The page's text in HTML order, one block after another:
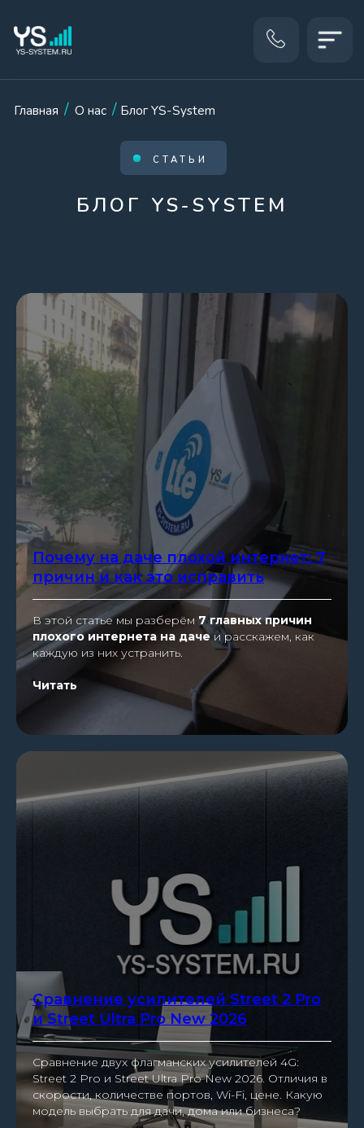
Главная / /
О нас Блог YS-System
БЛОГ YS-SYSTEM
СТАТЬИ
Почему на даче плохой интернет: 7
причин и как это исправить
В этой статье мы разберём 7 главных причин
плохого интернета на даче и расскажем, как
каждую из них устранить.
Читать
Сравнение усилителей Street 2 Pro
и Street Ultra Pro New 2026
Сравнение двух флагманских усилителей 4G:
Street 2 Pro и Street Ultra Pro New 2026. Отличия в
скорости, количестве портов, Wi-Fi, цене. Какую
модель выбрать для дачи, дома или бизнеса?